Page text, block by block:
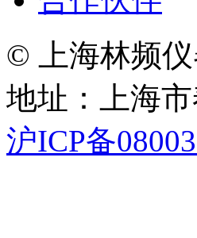
© 上海林频
地址：上海
沪ICP备